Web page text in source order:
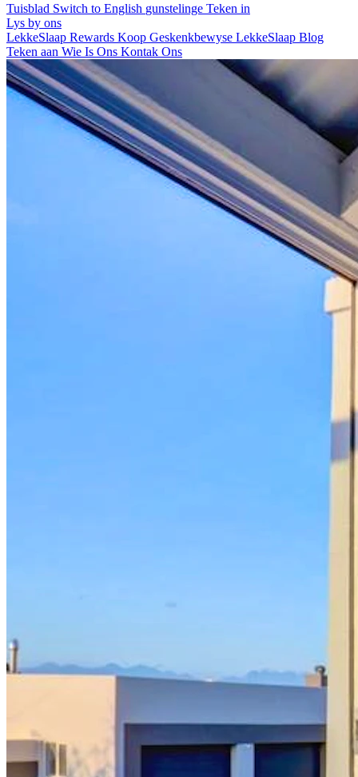
Tuisblad Switch to English gunstelinge Teken in
Lys by ons
LekkeSlaap Rewards Koop Geskenkbewyse LekkeSlaap Blog
Teken aan Wie Is Ons Kontak Ons